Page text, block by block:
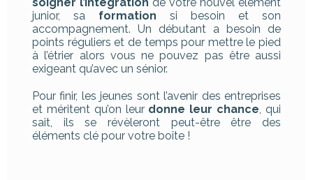
soigner l’intégration de votre nouvel élément
junior, sa formation si besoin et son
accompagnement. Un débutant a besoin de
points réguliers et de temps pour mettre le pied
à l’étrier alors vous ne pouvez pas être aussi
exigeant qu’avec un sénior.
Pour finir, les jeunes sont l’avenir des entreprises
et méritent qu’on leur donne leur chance, qui
sait, ils se révèleront peut-être être des
éléments clé pour votre boîte !